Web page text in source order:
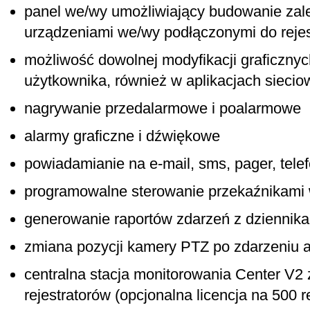
panel we/wy umożliwiający budowanie
urządzeniami we/wy podłączonymi do
możliwość dowolnej modyfikacji
użytkownika, również w aplikacjach
nagrywanie przedalarmowe i poalarmowe
alarmy graficzne i dźwiękowe
powiadamianie na e-mail, sms, pager,
programowalne sterowanie
generowanie raportów zdarzeń z
zmiana pozycji kamery PTZ po zdarzeniu
centralna stacja monitorowania Center V2
rejestratorów (opcjonalna licencja na 500